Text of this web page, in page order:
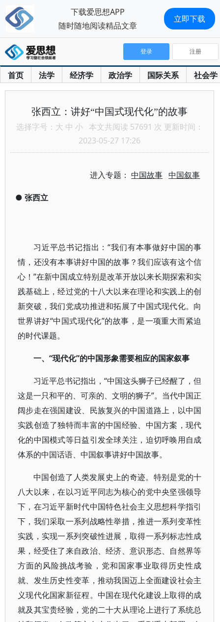
首页 法学 经济学 政治学 国际关系 社会学
登录 注册
张西立：讲好“中国式现代化”的故事
选择字号： 大 中 小 本文共阅读 57691 次 更新时间：
2023-05-27 17:26
进入专题：中国故事 中国叙事
● 张西立
习近平总书记指出：“我们有本事做好中国的事
情，还没有本事讲好中国的故事？我们应该有这个信
心！”在新中国成立特别是改革开放以来长期探索和实
践基础上，经过党的十八大以来在理论和实践上的创
新突破，我们党成功推进和拓展了中国式现代化。向
世界讲好“中国式现代化”的故事，是一项重大而紧迫
的时代课题。
一、“现代化”的中国形象需要相应的国家叙事
习近平总书记指出，“中国这头狮子已经醒了，但
这是一只和平的、可亲的、文明的狮子”。当代中国正
阔步走在强国建设、民族复兴的中国道路上，以中国
实践创造了独特而丰富的中国经验、中国方案，现代
化的中国模式等日益引发全球关注，迫切呼唤用自成
体系的中国话语、中国叙事讲好中国故事。
中国创造了人类发展史上的奇迹。特别是党的十
八大以来，在以习近平同志为核心的党中央坚强领导
下，在习近平新时代中国特色社会主义思想科学指引
下，我们采取一系列战略性举措，推进一系列变革性
实践，实现一系列突破性进展，取得一系列标志性成
果，经受住了来自政治、经济、意识形态、自然界等
方面的风险挑战考验，党和国家事业取得历史性成
就、发生历史性变革，推动我国迈上全面建设社会主
义现代化国家新征程。中国在现代化建设上取得的成
就及其宝贵经验，党的二十大从理论上进行了系统总
下载爱思想APP
随时随地阅读精品文章
立即下载